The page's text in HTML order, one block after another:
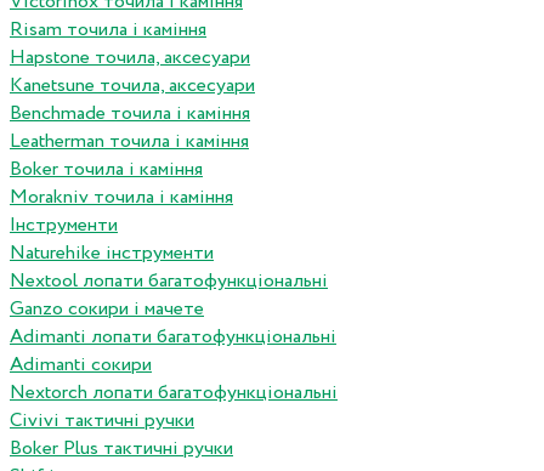
Risam точила і каміння
Hapstone точила, аксесуари
Kanetsune точила, аксесуари
Benchmade точила і каміння
Leatherman точила і каміння
Boker точила і каміння
Morakniv точила і каміння
Інструменти
Naturehike інструменти
Nextool лопати багатофункціональні
Ganzo сокири і мачете
Adimanti лопати багатофункціональні
Adimanti сокири
Nextorch лопати багатофункціональні
Сivivi тактичні ручки
Boker Plus тактичні ручки